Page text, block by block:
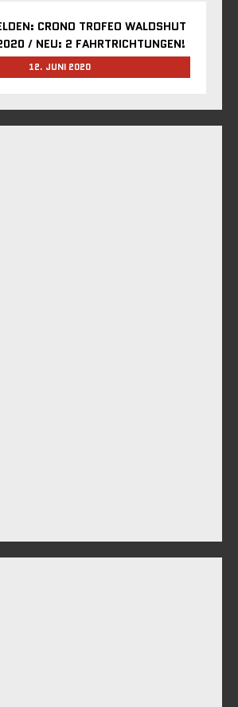
CRONO TROFEO WALDSHUT
/ NEU: 2 FAHRTRICHTUNGEN!
12. JUNI 2020